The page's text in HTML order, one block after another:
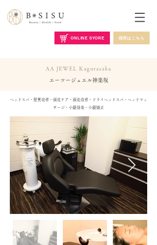
ONLINE SYORE 採用はこちら
AA JEWEL Kagurazaka
エーツージュエル神楽坂
ヘッドスパ・髪質改善・頭皮ケア・頭皮改善・ドライヘッドスパ・ヘッドマッ
サージ・小顔効果・小顔矯正